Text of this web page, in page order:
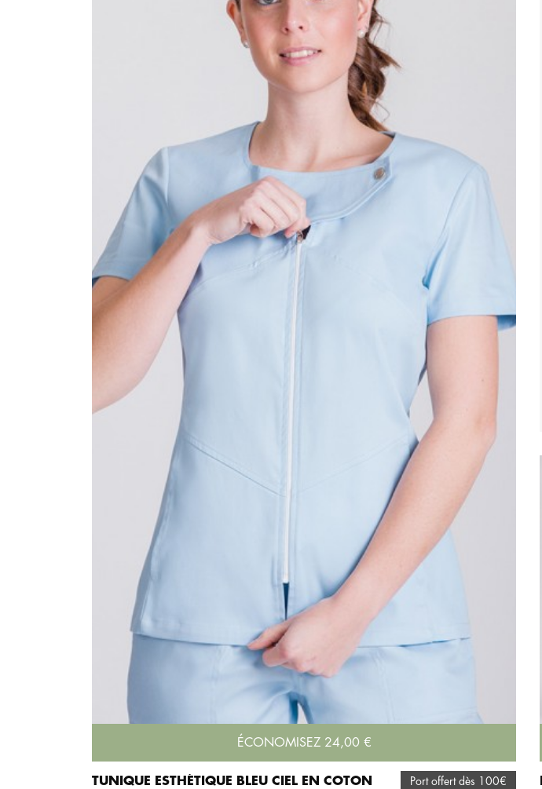
ÉCONOMISEZ 24,00 €
TUNIQUE ESTHÉTIQUE BLEU CIEL EN COTON
Port offert dès 100€